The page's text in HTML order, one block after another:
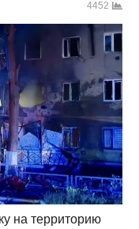
4452
на территорию